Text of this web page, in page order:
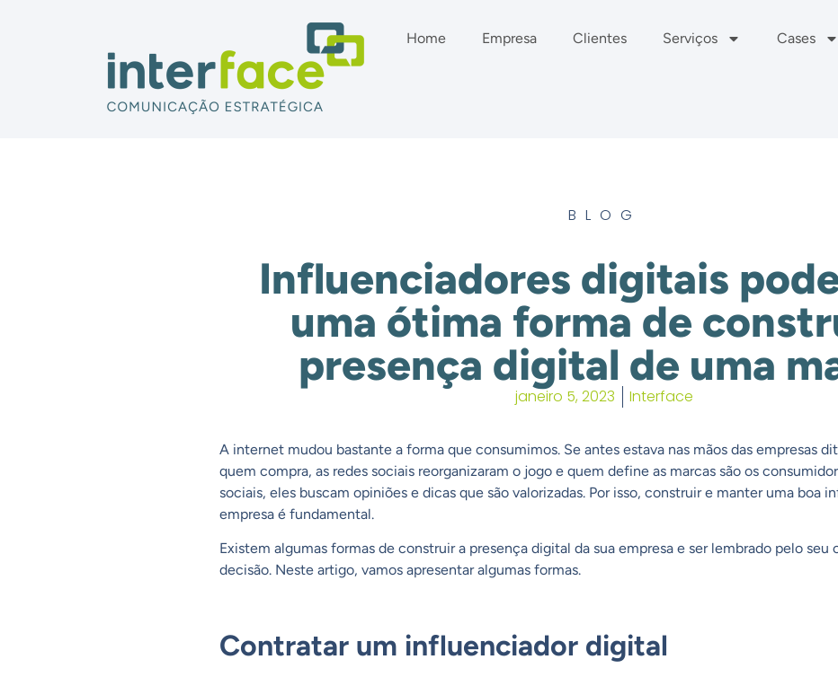
Home Empresa Clientes Serviços Cases
BLOG
Influenciadores digitais
uma ótima forma de
presença digital de uma
janeiro 5, 2023 Interface
A internet mudou bastante a forma que consumimos. Se antes estava nas mãos das empresas
quem compra, as redes sociais reorganizaram o jogo e quem define as marcas são os
sociais, eles buscam opiniões e dicas que são valorizadas. Por isso, construir e manter uma boa
empresa é fundamental.
Existem algumas formas de construir a presença digital da sua empresa e ser lembrado pelo
decisão. Neste artigo, vamos apresentar algumas formas.
Contratar um influenciador digital